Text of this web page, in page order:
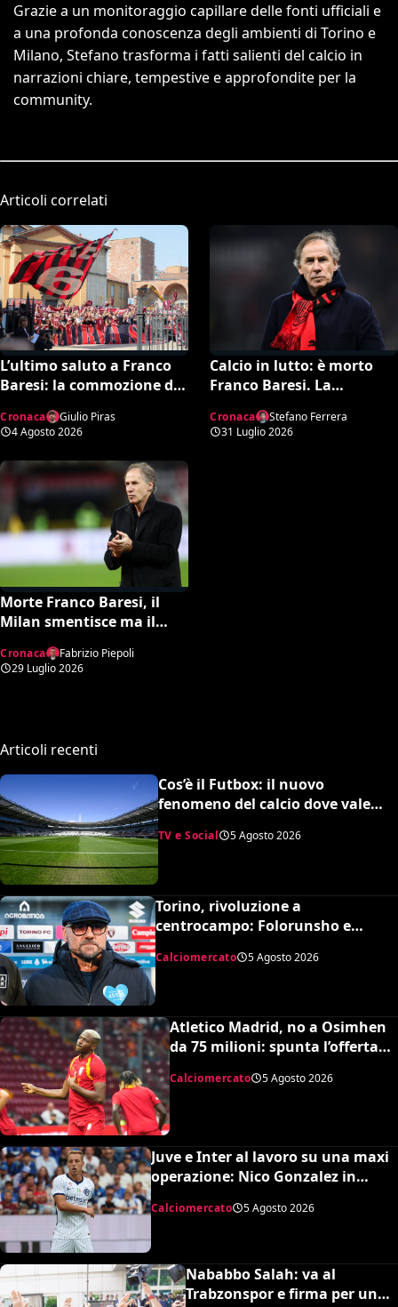
Grazie a un monitoraggio capillare delle fonti ufficiali e
a una profonda conoscenza degli ambienti di Torino e
Milano, Stefano trasforma i fatti salienti del calcio in
narrazioni chiare, tempestive e approfondite per la
community.
Articoli correlati
L’ultimo saluto a Franco
Baresi: la commozione di
suo eterno Capitano
Cronaca
Giulio Piras
4 Agosto 2026
Calcio in lutto: è morto
Franco Baresi. La
66 anni
Cronaca
Stefano Ferrera
31 Luglio 2026
Morte Franco Baresi, il
Milan smentisce ma il
che rassicurante
Cronaca
Fabrizio Piepoli
29 Luglio 2026
Articoli recenti
Cos’è il Futbox: il nuovo
fenomeno del calcio dove vale
quasi tutto e scoppiano le risse
TV e Social 5 Agosto 2026
Torino, rivoluzione a
centrocampo: Folorunsho e
Sulemana in cima alla lista di
Petrachi
Calciomercato 5 Agosto 2026
Atletico Madrid, no a Osimhen
da 75 milioni: spunta l’offerta
del Tottenham
Calciomercato 5 Agosto 2026
Juve e Inter al lavoro su una maxi
operazione: Nico Gonzalez in
nerazzurro, Frattesi a Torino
Calciomercato 5 Agosto 2026
Nababbo Salah: va al
Trabzonspor e firma per una